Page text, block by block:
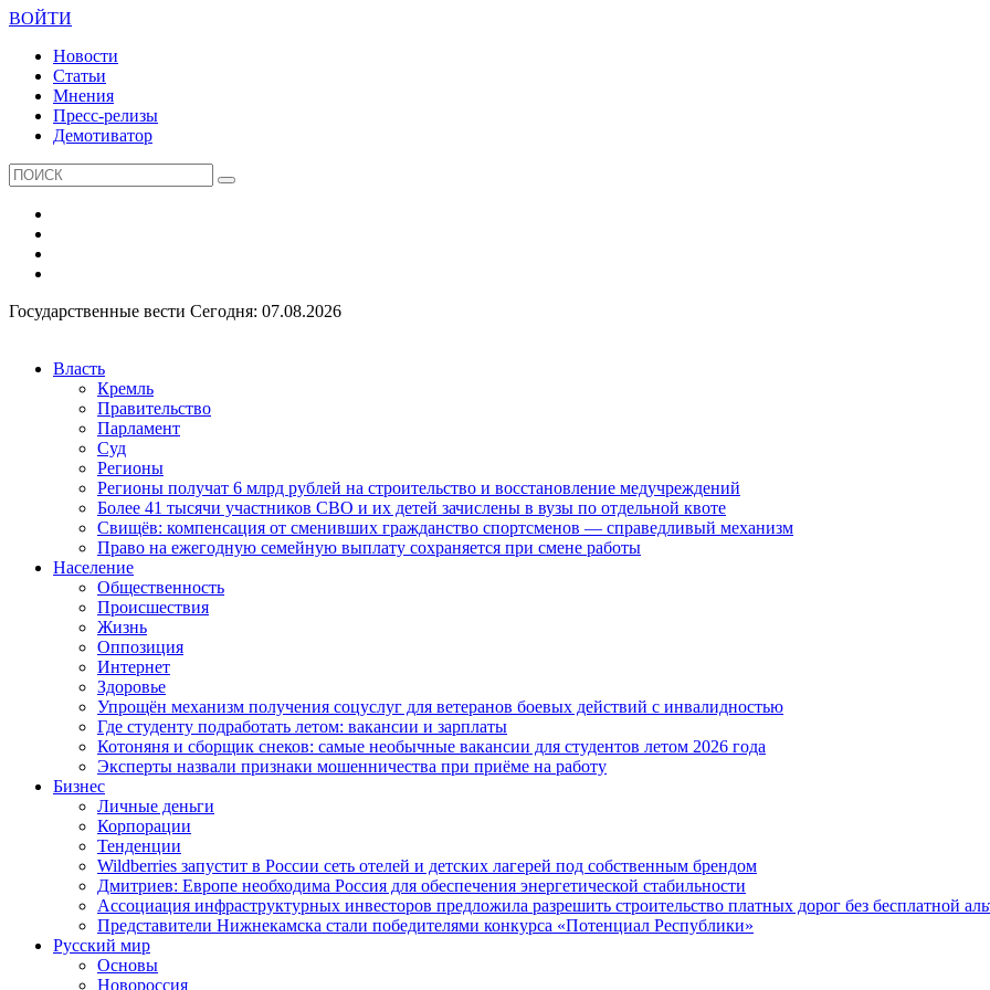
ВОЙТИ
Новости
Статьи
Мнения
Пресс-релизы
Демотиватор
Государственные вести Сегодня: 07.08.2026
Власть
Кремль
Правительство
Парламент
Суд
Регионы
Регионы получат 6 млрд рублей на строительство и восстановление медучреждений
Более 41 тысячи участников СВО и их детей зачислены в вузы по отдельной квоте
Свищёв: компенсация от сменивших гражданство спортсменов — справедливый механизм
Право на ежегодную семейную выплату сохраняется при смене работы
Население
Общественность
Происшествия
Жизнь
Оппозиция
Интернет
Здоровье
Упрощён механизм получения соцуслуг для ветеранов боевых действий с инвалидностью
Где студенту подработать летом: вакансии и зарплаты
Котоняня и сборщик снеков: самые необычные вакансии для студентов летом 2026 года
Эксперты назвали признаки мошенничества при приёме на работу
Бизнес
Личные деньги
Корпорации
Тенденции
Wildberries запустит в России сеть отелей и детских лагерей под собственным брендом
Дмитриев: Европе необходима Россия для обеспечения энергетической стабильности
Ассоциация инфраструктурных инвесторов предложила разрешить строительство платных дорог без бесплатной
Представители Нижнекамска стали победителями конкурса «Потенциал Республики»
Русский мир
Основы
Новороссия